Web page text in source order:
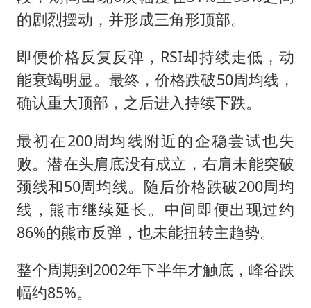
的剧烈摆动，并形成三角形顶部。
即便价格反复反弹，RSI却持续走低，动
能衰竭明显。最终，价格跌破50周均线，
确认重大顶部，之后进入持续下跌。
最初在200周均线附近的企稳尝试也失
败。潜在头肩底没有成立，右肩未能突破
颈线和50周均线。随后价格跌破200周均
线，熊市继续延长。中间即便出现过约
86%的熊市反弹，也未能扭转主趋势。
整个周期到2002年下半年才触底，峰谷跌
幅约85%。